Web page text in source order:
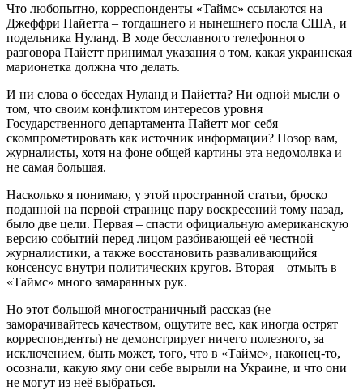
Что любопытно, корреспонденты «Таймс» ссылаются на
Джеффри Пайетта – тогдашнего и нынешнего посла США, и
подельника Нуланд. В ходе бесславного телефонного
разговора Пайетт принимал указания о том, какая украинская
марионетка должна что делать.
И ни слова о беседах Нуланд и Пайетта? Ни одной мысли о
том, что своим конфликтом интересов уровня
Государственного департамента Пайетт мог себя
скомпрометировать как источник информации? Позор вам,
журналисты, хотя на фоне общей картины эта недомолвка и
не самая большая.
Насколько я понимаю, у этой пространной статьи, броско
поданной на первой странице пару воскресений тому назад,
было две цели. Первая – спасти официальную американскую
версию событий перед лицом разбивающей её честной
журналистики, а также восстановить разваливающийся
консенсус внутри политических кругов. Вторая – отмыть в
«Таймс» много замаранных рук.
Но этот большой многостраничный рассказ (не
заморачивайтесь качеством, ощутите вес, как иногда острят
корреспонденты) не демонстрирует ничего полезного, за
исключением, быть может, того, что в «Таймс», наконец-то,
осознали, какую яму они себе вырыли на Украине, и что они
не могут из неё выбраться.